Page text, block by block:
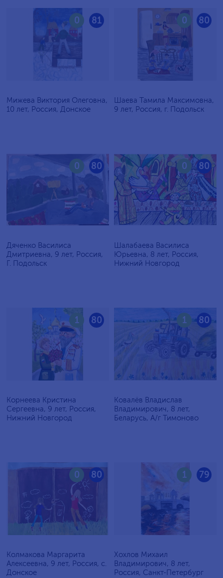
81
0
Мижева Виктория Олеговна,
10 лет, Россия, Донское
80
0
Шаева Тамила Максимовна,
9 лет, Россия, г. Подольск
80
0
Дяченко Василиса
Дмитриевна, 9 лет, Россия,
Г. Подольск
80
0
Шалабаева Василиса
Юрьевна, 8 лет, Россия,
Нижний Новгород
80
1
Корнеева Кристина
Сергеевна, 9 лет, Россия,
Нижний Новгород
80
1
Ковалёв Владислав
Владимирович, 8 лет,
Беларусь, А/г Тимоново
80
0
Колмакова Маргарита
Алексеевна, 9 лет, Россия, с.
Донское
79
1
Хохлов Михаил
Владимирович, 8 лет,
Россия, Санкт-Петербург